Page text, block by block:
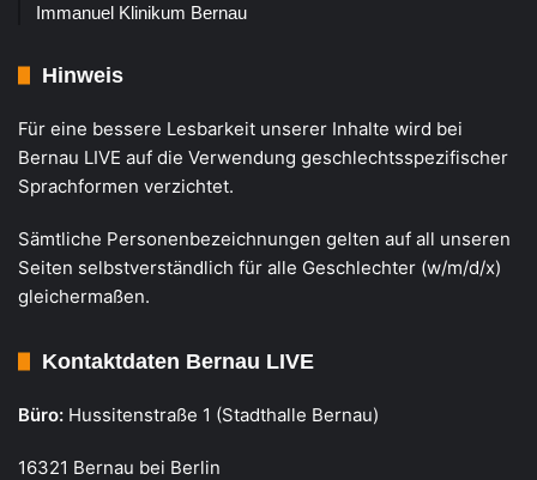
Immanuel Klinikum Bernau
Hinweis
Für eine bessere Lesbarkeit unserer Inhalte wird bei
Bernau LIVE auf die Verwendung geschlechtsspezifischer
Sprachformen verzichtet.
Sämtliche Personenbezeichnungen gelten auf all unseren
Seiten selbstverständlich für alle Geschlechter (w/m/d/x)
gleichermaßen.
Kontaktdaten Bernau LIVE
Büro: Hussitenstraße 1 (Stadthalle Bernau)
16321 Bernau bei Berlin